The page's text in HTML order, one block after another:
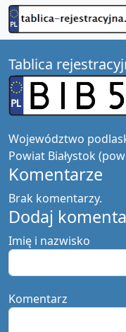
Tablica
Województwo
Powiat Białystok
Komentarze
Brak komentarzy.
Dodaj
Imię i nazwisko
Komentarz